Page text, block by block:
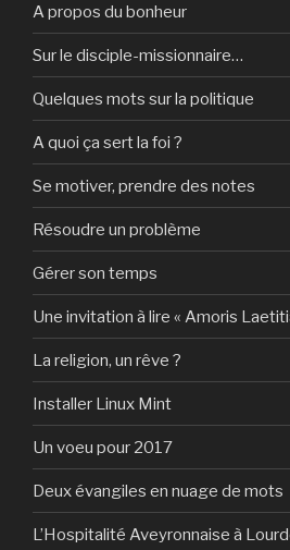
A propos du bonheur
Sur le disciple-missionnaire…
Quelques mots sur la politique
A quoi ça sert la foi ?
Se motiver, prendre des notes
Résoudre un problème
Gérer son temps
Une invitation à lire « Amoris
La religion, un rêve ?
Installer Linux Mint
Un voeu pour 2017
Deux évangiles en nuage de mots
L’Hospitalité Aveyronnaise à